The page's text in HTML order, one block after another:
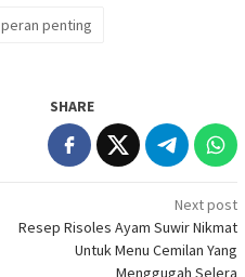
peran penting
SHARE
Next post
Resep Risoles Ayam Suwir Nikmat
Untuk Menu Cemilan Yang
Menggugah Selera